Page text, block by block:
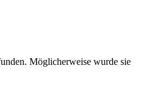
Möglicherweise wurde sie